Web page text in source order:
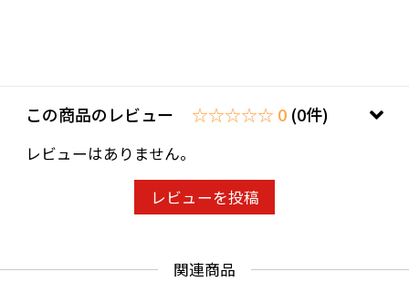
この商品のレビュー ☆☆☆☆☆ 0 (0件)
レビューはありません。
レビューを投稿
関連商品